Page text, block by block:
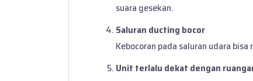
suara gesekan.
Saluran ducting bocor
Kebocoran pada saluran udara
Unit terlalu dekat dengan